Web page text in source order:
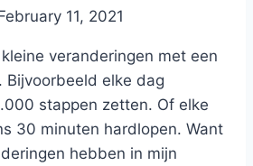
11, 2021
veranderingen met een
Bijvoorbeeld elke dag
stappen zetten. Of elke
30 minuten hardlopen. Want
hebben in mijn